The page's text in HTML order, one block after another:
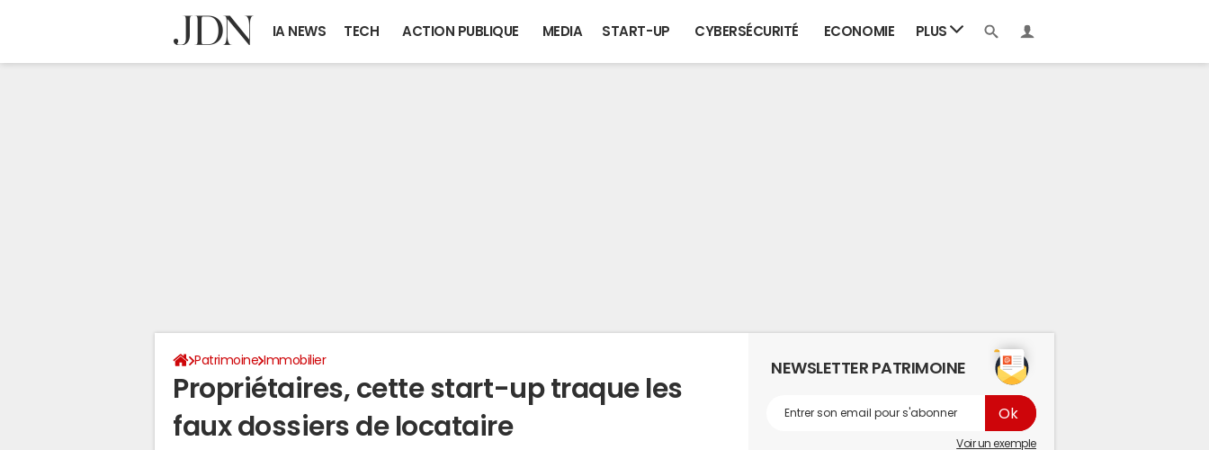
IA NEWS TECH ACTION PUBLIQUE MEDIA START-UP CYBERSÉCURITÉ ECONOMIE PLUS
Patrimoine Immobilier
Propriétaires, cette start-up traque les
faux dossiers de locataire
NEWSLETTER PATRIMOINE
Voir un exemple